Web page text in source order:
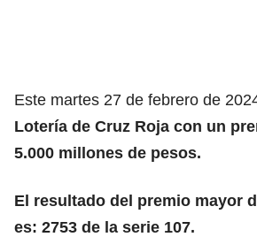
Este martes 27 de febrero de
Lotería de Cruz Roja con un
5.000 millones de pesos.
El resultado del premio mayor
es: 2753 de la serie 107.